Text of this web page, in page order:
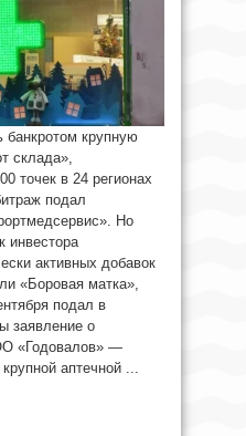
банкротом крупную
склада»,
точек в 24 регионах
подал
Но
инвестора
активных добавок
«Боровая матка»,
подал в
заявление о
«Годовалов» —
аптечной ...